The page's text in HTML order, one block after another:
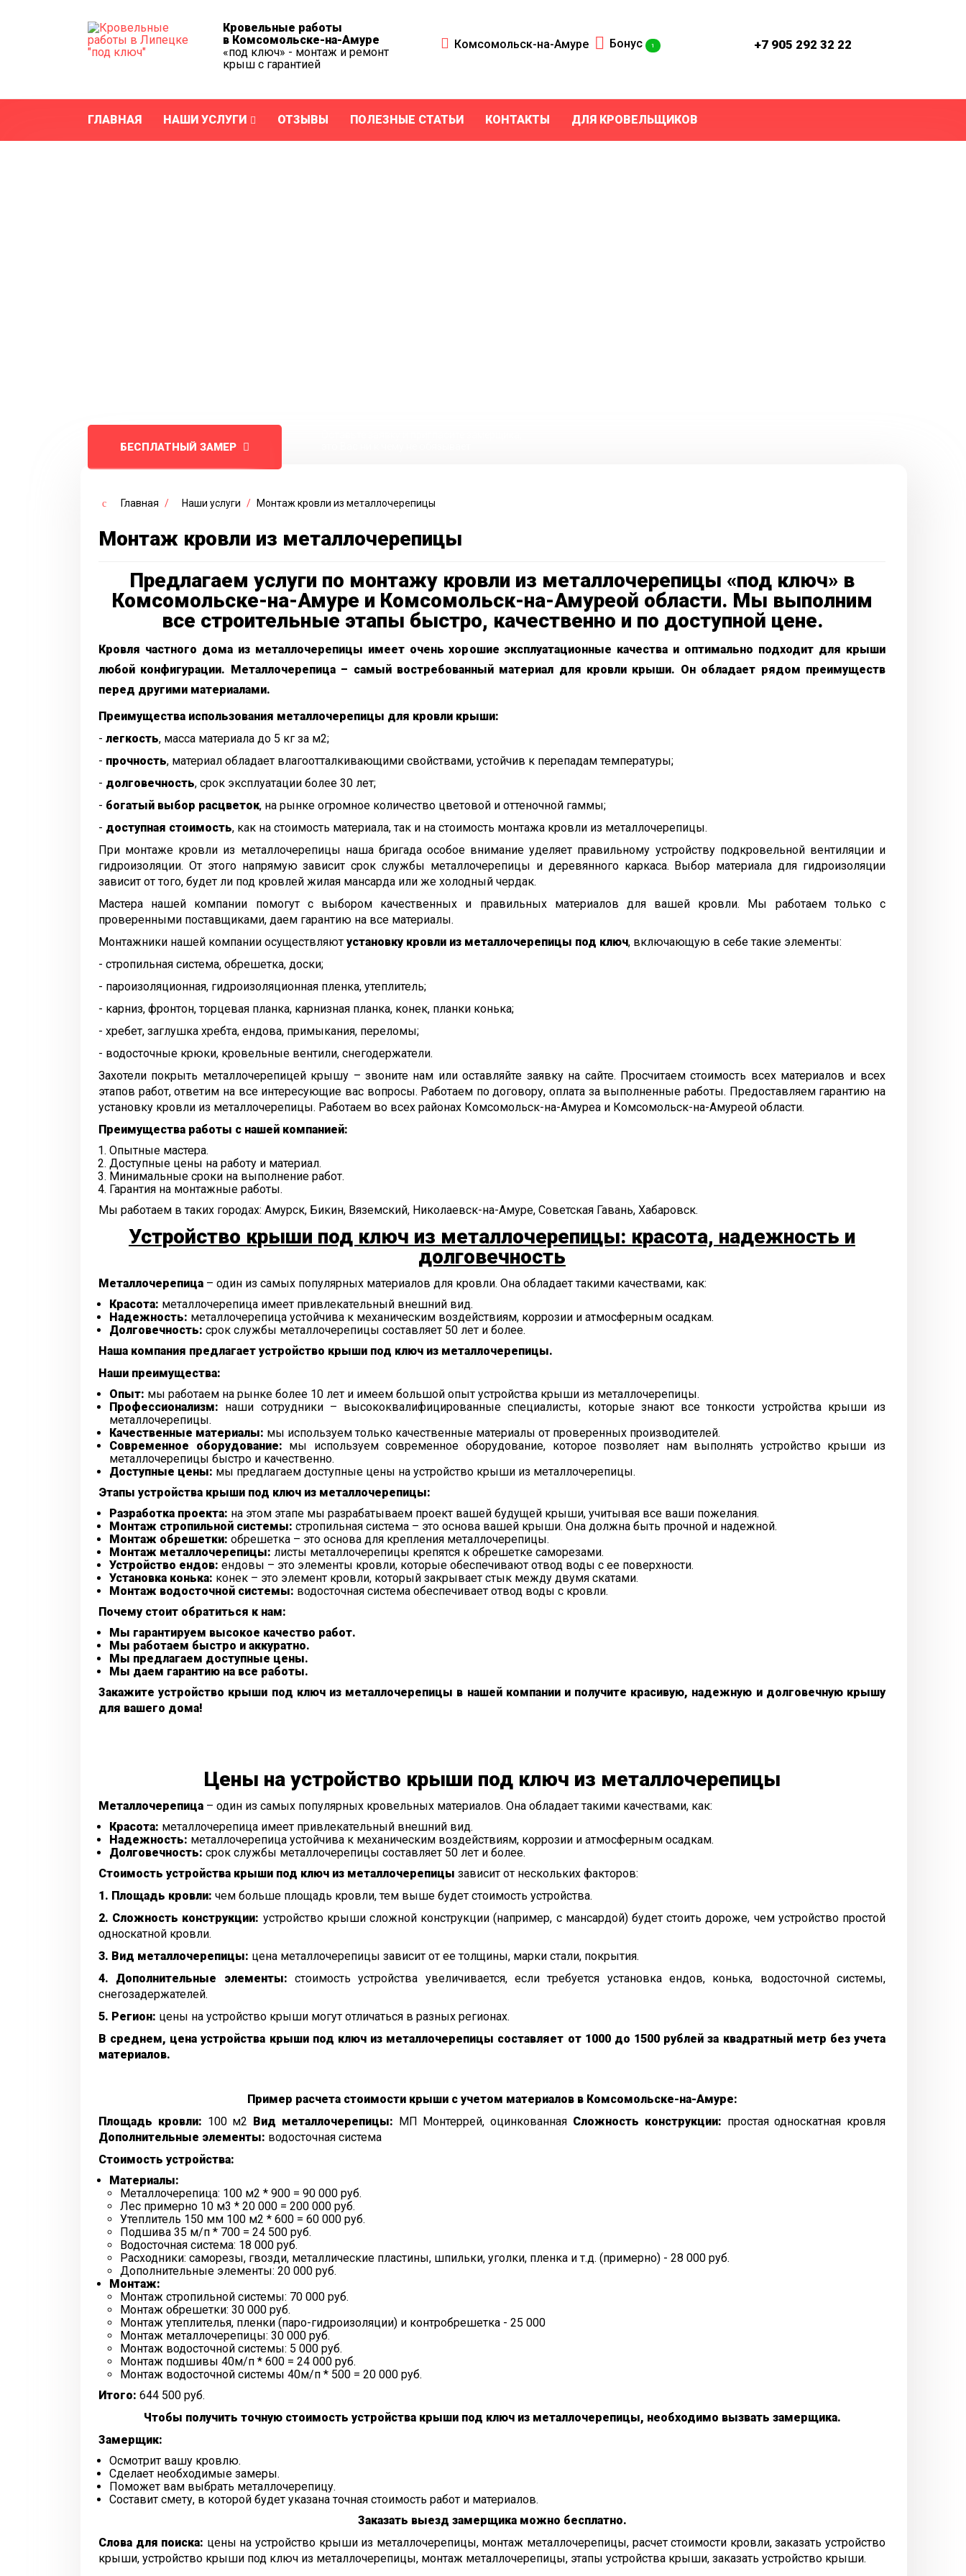
Кровельные работы
в Комсомольске-на-Амуре
«под ключ» - монтаж и ремонт
крыш с гарантией
Комсомольск-на-Амуре Бонус 1 +7 905 292 32 22
ГЛАВНАЯ НАШИ УСЛУГИ ОТЗЫВЫ ПОЛЕЗНЫЕ СТАТЬИ КОНТАКТЫ ДЛЯ КРОВЕЛЬЩИКОВ
БЕСПЛАТНЫЙ ЗАМЕР
Главная / Наши услуги / Монтаж кровли из металлочерепицы
Монтаж кровли из металлочерепицы
Предлагаем услуги по монтажу кровли из металлочерепицы «под ключ» в
Комсомольске-на-Амуре и Комсомольск-на-Амуреой области. Мы выполним
все строительные этапы быстро, качественно и по доступной цене.
Кровля частного дома из металлочерепицы имеет очень хорошие эксплуатационные качества и оптимально подходит для крыши
любой конфигурации. Металлочерепица – самый востребованный материал для кровли крыши. Он обладает рядом преимуществ
перед другими материалами.
Преимущества использования металлочерепицы для кровли крыши:
- легкость, масса материала до 5 кг за м2;
- прочность, материал обладает влагоотталкивающими свойствами, устойчив к перепадам температуры;
- долговечность, срок эксплуатации более 30 лет;
- богатый выбор расцветок, на рынке огромное количество цветовой и оттеночной гаммы;
- доступная стоимость, как на стоимость материала, так и на стоимость монтажа кровли из металлочерепицы.
При монтаже кровли из металлочерепицы наша бригада особое внимание уделяет правильному устройству подкровельной вентиляции и
гидроизоляции. От этого напрямую зависит срок службы металлочерепицы и деревянного каркаса. Выбор материала для гидроизоляции
зависит от того, будет ли под кровлей жилая мансарда или же холодный чердак.
Мастера нашей компании помогут с выбором качественных и правильных материалов для вашей кровли. Мы работаем только с
проверенными поставщиками, даем гарантию на все материалы.
Монтажники нашей компании осуществляют установку кровли из металлочерепицы под ключ, включающую в себе такие элементы:
- стропильная система, обрешетка, доски;
- пароизоляционная, гидроизоляционная пленка, утеплитель;
- карниз, фронтон, торцевая планка, карнизная планка, конек, планки конька;
- хребет, заглушка хребта, ендова, примыкания, переломы;
- водосточные крюки, кровельные вентили, снегодержатели.
Захотели покрыть металлочерепицей крышу – звоните нам или оставляйте заявку на сайте. Просчитаем стоимость всех материалов и всех
этапов работ, ответим на все интересующие вас вопросы. Работаем по договору, оплата за выполненные работы. Предоставляем гарантию на
установку кровли из металлочерепицы. Работаем во всех районах Комсомольск-на-Амуреа и Комсомольск-на-Амуреой области.
Преимущества работы с нашей компанией:
Опытные мастера.
Доступные цены на работу и материал.
Минимальные сроки на выполнение работ.
Гарантия на монтажные работы.
Мы работаем в таких городах: Амурск, Бикин, Вяземский, Николаевск-на-Амуре, Советская Гавань, Хабаровск.
Устройство крыши под ключ из металлочерепицы: красота, надежность и
долговечность
Металлочерепица – один из самых популярных материалов для кровли. Она обладает такими качествами, как:
Красота: металлочерепица имеет привлекательный внешний вид.
Надежность: металлочерепица устойчива к механическим воздействиям, коррозии и атмосферным осадкам.
Долговечность: срок службы металлочерепицы составляет 50 лет и более.
Наша компания предлагает устройство крыши под ключ из металлочерепицы.
Наши преимущества:
Опыт: мы работаем на рынке более 10 лет и имеем большой опыт устройства крыши из металлочерепицы.
Профессионализм: наши сотрудники – высококвалифицированные специалисты, которые знают все тонкости устройства крыши из
металлочерепицы.
Качественные материалы: мы используем только качественные материалы от проверенных производителей.
Современное оборудование: мы используем современное оборудование, которое позволяет нам выполнять устройство крыши из
металлочерепицы быстро и качественно.
Доступные цены: мы предлагаем доступные цены на устройство крыши из металлочерепицы.
Этапы устройства крыши под ключ из металлочерепицы:
Разработка проекта: на этом этапе мы разрабатываем проект вашей будущей крыши, учитывая все ваши пожелания.
Монтаж стропильной системы: стропильная система – это основа вашей крыши. Она должна быть прочной и надежной.
Монтаж обрешетки: обрешетка – это основа для крепления металлочерепицы.
Монтаж металлочерепицы: листы металлочерепицы крепятся к обрешетке саморезами.
Устройство ендов: ендовы – это элементы кровли, которые обеспечивают отвод воды с ее поверхности.
Установка конька: конек – это элемент кровли, который закрывает стык между двумя скатами.
Монтаж водосточной системы: водосточная система обеспечивает отвод воды с кровли.
Почему стоит обратиться к нам:
Мы гарантируем высокое качество работ.
Мы работаем быстро и аккуратно.
Мы предлагаем доступные цены.
Мы даем гарантию на все работы.
Закажите устройство крыши под ключ из металлочерепицы в нашей компании и получите красивую, надежную и долговечную крышу
для вашего дома!
Цены на устройство крыши под ключ из металлочерепицы
Металлочерепица – один из самых популярных кровельных материалов. Она обладает такими качествами, как:
Красота: металлочерепица имеет привлекательный внешний вид.
Надежность: металлочерепица устойчива к механическим воздействиям, коррозии и атмосферным осадкам.
Долговечность: срок службы металлочерепицы составляет 50 лет и более.
Стоимость устройства крыши под ключ из металлочерепицы зависит от нескольких факторов:
1. Площадь кровли: чем больше площадь кровли, тем выше будет стоимость устройства.
2. Сложность конструкции: устройство крыши сложной конструкции (например, с мансардой) будет стоить дороже, чем устройство простой
односкатной кровли.
3. Вид металлочерепицы: цена металлочерепицы зависит от ее толщины, марки стали, покрытия.
4. Дополнительные элементы: стоимость устройства увеличивается, если требуется установка ендов, конька, водосточной системы,
снегозадержателей.
5. Регион: цены на устройство крыши могут отличаться в разных регионах.
В среднем, цена устройства крыши под ключ из металлочерепицы составляет от 1000 до 1500 рублей за квадратный метр без учета
материалов.
Пример расчета стоимости крыши с учетом материалов в Комсомольске-на-Амуре:
Площадь кровли: 100 м2 Вид металлочерепицы: МП Монтеррей, оцинкованная Сложность конструкции: простая односкатная кровля
Дополнительные элементы: водосточная система
Стоимость устройства:
Материалы:
Металлочерепица: 100 м2 * 900 = 90 000 руб.
Лес примерно 10 м3 * 20 000 = 200 000 руб.
Утеплитель 150 мм 100 м2 * 600 = 60 000 руб.
Подшива 35 м/п * 700 = 24 500 руб.
Водосточная система: 18 000 руб.
Расходники: саморезы, гвозди, металлические пластины, шпильки, уголки, пленка и т.д. (примерно) - 28 000 руб.
Дополнительные элементы: 20 000 руб.
Монтаж:
Монтаж стропильной системы: 70 000 руб.
Монтаж обрешетки: 30 000 руб.
Монтаж утеплителья, пленки (паро-гидроизоляции) и контробрешетка - 25 000
Монтаж металлочерепицы: 30 000 руб.
Монтаж водосточной системы: 5 000 руб.
Монтаж подшивы 40м/п * 600 = 24 000 руб.
Монтаж водосточной системы 40м/п * 500 = 20 000 руб.
Итого: 644 500 руб.
Чтобы получить точную стоимость устройства крыши под ключ из металлочерепицы, необходимо вызвать замерщика.
Замерщик:
Осмотрит вашу кровлю.
Сделает необходимые замеры.
Поможет вам выбрать металлочерепицу.
Составит смету, в которой будет указана точная стоимость работ и материалов.
Заказать выезд замерщика можно бесплатно.
Слова для поиска: цены на устройство крыши из металлочерепицы, монтаж металлочерепицы, расчет стоимости кровли, заказать устройство
крыши, устройство крыши под ключ из металлочерепицы, монтаж металлочерепицы, этапы устройства крыши, заказать устройство крыши.